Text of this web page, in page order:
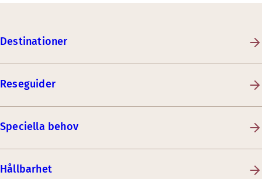
Destinationer
Reseguider
Speciella behov
Hållbarhet